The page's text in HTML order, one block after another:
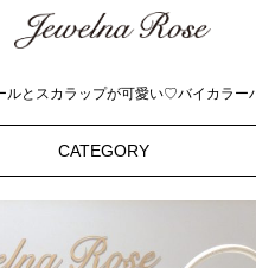
ルとスカラップが可愛い♡バイカラー
CATEGORY